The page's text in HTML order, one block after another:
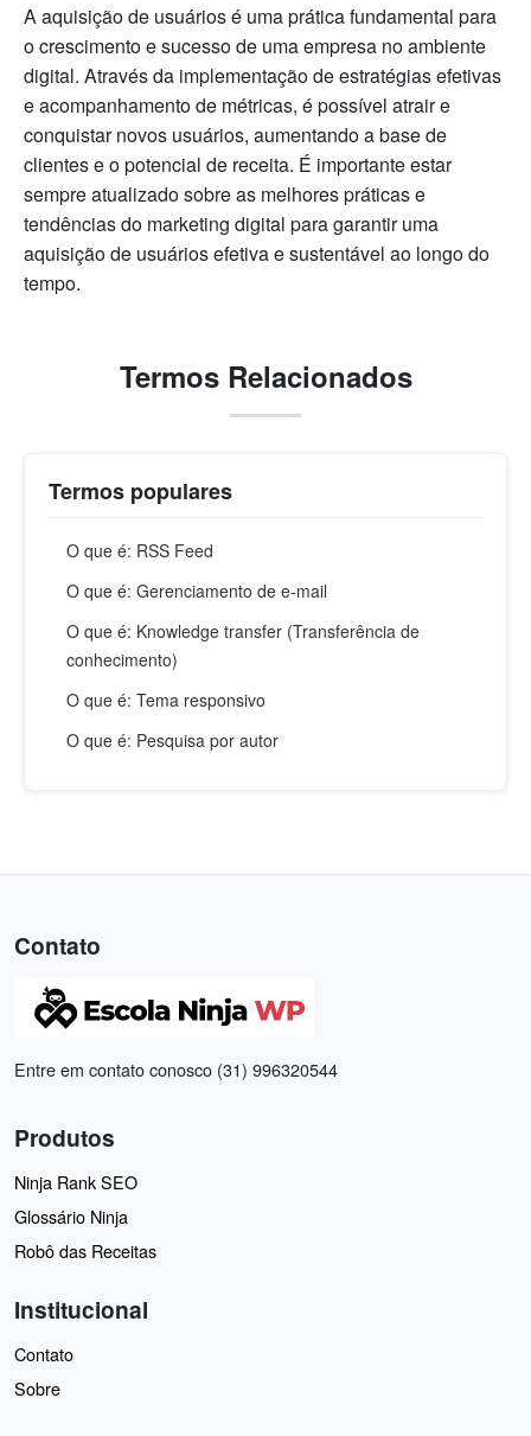
A aquisição de usuários é uma prática fundamental para
o crescimento e sucesso de uma empresa no ambiente
digital. Através da implementação de estratégias efetivas
e acompanhamento de métricas, é possível atrair e
conquistar novos usuários, aumentando a base de
clientes e o potencial de receita. É importante estar
sempre atualizado sobre as melhores práticas e
tendências do marketing digital para garantir uma
aquisição de usuários efetiva e sustentável ao longo do
tempo.
Termos Relacionados
Termos populares
O que é: RSS Feed
O que é: Gerenciamento de e-mail
O que é: Knowledge transfer (Transferência de
conhecimento)
O que é: Tema responsivo
O que é: Pesquisa por autor
Contato
Entre em contato conosco (31) 996320544
Produtos
Ninja Rank SEO
Glossário Ninja
Robô das Receitas
Institucional
Contato
Sobre